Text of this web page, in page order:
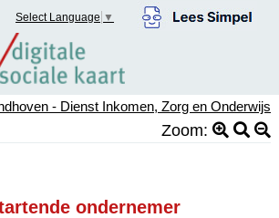
Select Language ▼
- Dienst Inkomen, Zorg en Onderwijs
Zoom:
ondernemer